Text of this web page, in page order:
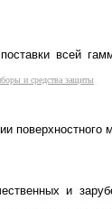
всей
и средства защиты
поверхностного
и